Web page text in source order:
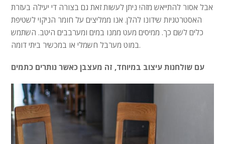
אבל אסור להתייאש מזה! ניתן לעשות זאת גם בצורה די יעילה בעזרת
האסטרטגיות שידונו להלן. אנו ממליצים על חומר הניקוי לשטיפת
כלים לשם כך. ממיסים מעט ממנו במים ומערבבים היטב. השתמש
במוט מערבל חשמלי או במכשיר ביתי דומה.
עם שולחנות עיצוב במיוחד, זה מעצבן כאשר נותרים כתמים